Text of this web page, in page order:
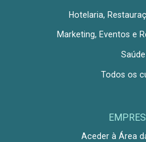
Hotelaria,
Marketing, Eventos e
Saúde
Todos os
Aceder à Área